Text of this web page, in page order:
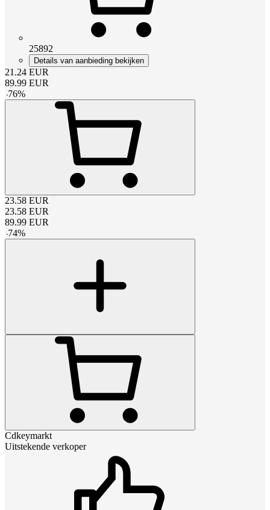
25892
Details van aanbieding bekijken
21.24 EUR
89.99 EUR
-76%
23.58 EUR
23.58 EUR
89.99 EUR
-74%
Cdkeymarkt
Uitstekende verkoper